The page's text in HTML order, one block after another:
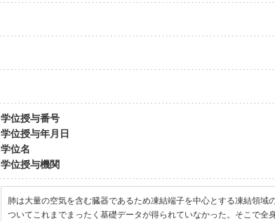
学位授与番号
学位授与年月日
学位名
学位授与機関
肺は大量の空気を含む臓器であるため凍結端子を中心とする凍結領域
ついてこれまでまったく基礎データが得られていなかった。そこで全